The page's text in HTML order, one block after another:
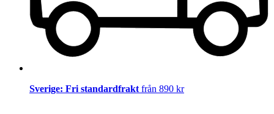
Sverige: Fri standardfrakt från 890 kr